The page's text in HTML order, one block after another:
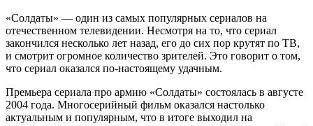
«Солдаты» — один из самых популярных сериалов на
отечественном телевидении. Несмотря на то, что сериал
закончился несколько лет назад, его до сих пор крутят по ТВ,
и смотрит огромное количество зрителей. Это говорит о том,
что сериал оказался по-настоящему удачным.
Премьера сериала про армию «Солдаты» состоялась в августе
2004 года. Многосерийный фильм оказался настолько
актуальным и популярным, что в итоге выходил на